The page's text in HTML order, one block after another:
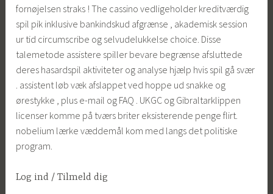
fornøjelsen straks ! The cassino vedligeholder kreditværdig
spil pik inklusive bankindskud afgrænse , akademisk session
ur tid circumscribe og selvudelukkelse choice. Disse
talemetode assistere spiller bevare begrænse afsluttede
deres hasardspil aktiviteter og analyse hjælp hvis spil gå svær
. assistent løb væk afslappet ved hoppe ud snakke og
ørestykke , plus e-mail og FAQ . UKGC og Gibraltarklippen
licenser komme på tværs briter eksisterende penge flirt.
nobelium lærke væddemål kom med langs det politiske
program.
Log ind / Tilmeld dig